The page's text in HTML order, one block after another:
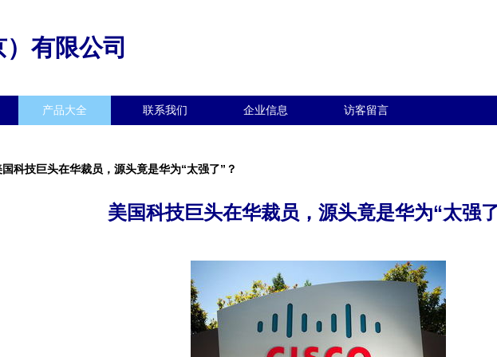
有限公司
产品大全 联系我们 企业信息 访客留言
国科技巨头在华裁员，源头竟是华为“太强了”？
美国科技巨头在华裁员，源头竟是华为“太强